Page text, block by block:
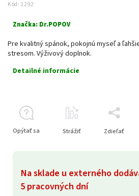
Kód: 1292
Značka: Dr.POPOV
Na sklade u externého
5 pracovných dní
Pre kvalitný spánok, pokojnú myseľ a
stresom. Výživový doplnok.
Detailné informácie
Opýtať sa Strážiť Zdieľať